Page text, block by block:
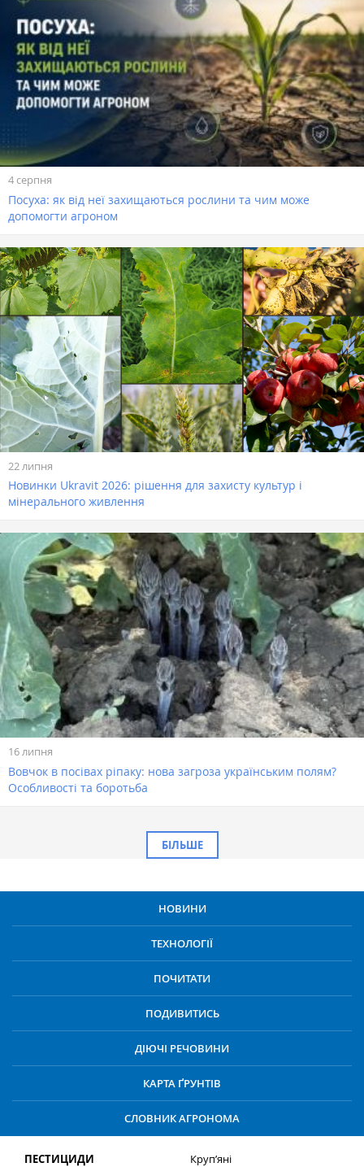
4 серпня
Посуха: як від неї захищаються рослини та чим може
допомогти агроном
22 липня
Новинки Ukravit 2026: рішення для захисту культур і
мінерального живлення
16 липня
Вовчок в посівах ріпаку: нова загроза українським полям?
Особливості та боротьба
БІЛЬШЕ
НОВИНИ
ТЕХНОЛОГІЇ
ПОЧИТАТИ
ПОДИВИТИСЬ
ДІЮЧІ РЕЧОВИНИ
КАРТА ҐРУНТІВ
СЛОВНИК АГРОНОМА
ПЕСТИЦИДИ
Круп’яні